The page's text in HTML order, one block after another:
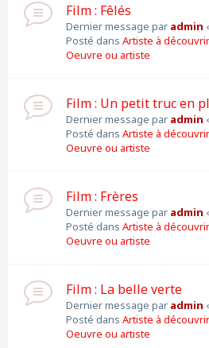
Film : Fêlés
Dernier message par admin
Posté dans Artiste à
Oeuvre ou artiste
Film : Un petit truc en
Dernier message par admin
Posté dans Artiste à
Oeuvre ou artiste
Film : Frères
Dernier message par admin
Posté dans Artiste à
Oeuvre ou artiste
Film : La belle verte
Dernier message par admin
Posté dans Artiste à
Oeuvre ou artiste